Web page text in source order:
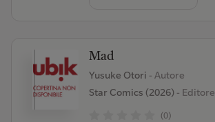
Mad
Yusuke Otori - Autore
Star Comics (2026)- Editore
(0)